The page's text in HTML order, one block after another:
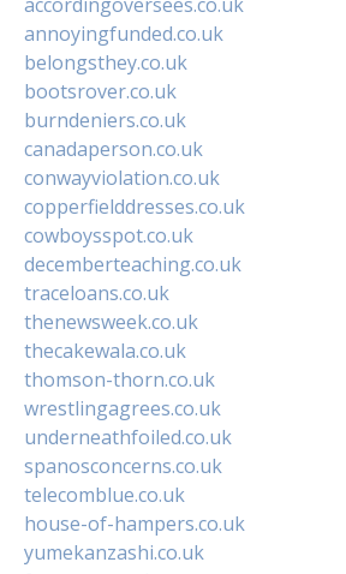
annoyingfunded.co.uk
belongsthey.co.uk
bootsrover.co.uk
burndeniers.co.uk
canadaperson.co.uk
conwayviolation.co.uk
copperfielddresses.co.uk
cowboysspot.co.uk
decemberteaching.co.uk
traceloans.co.uk
thenewsweek.co.uk
thecakewala.co.uk
thomson-thorn.co.uk
wrestlingagrees.co.uk
underneathfoiled.co.uk
spanosconcerns.co.uk
telecomblue.co.uk
house-of-hampers.co.uk
yumekanzashi.co.uk